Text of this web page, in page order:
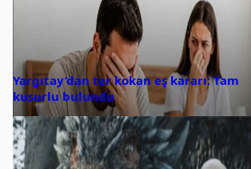
Yargıtay’dan ter kokan eş kararı: Tam
kusurlu bulundu